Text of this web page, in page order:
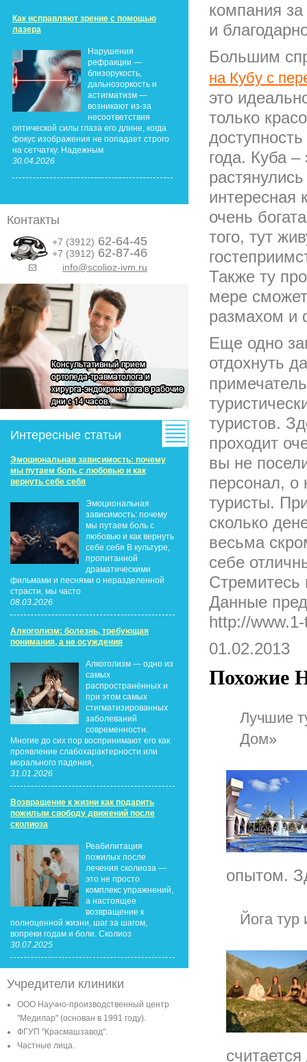
Как исправляют зрение с помощью
лазера
Нарушения
рефракции —
близорукость,
дальнозоркость и
астигматизм —
возникают из-за
несоответствия
оптической силы глаза его длине, когда
фокус изображения не попадает строго
на сетчатку. Надежным
30.04.2026
Контакты
+7 (3912) 62-64-45
+7 (3912) 62-87-46
info@scolioz-ivm.ru
Интересные статьи
Эмоциональная зависимость: почему
мы путаем боль с любовью и как
вернуть себе себя
Эмоциональная
зависимость: почему
мы путаем боль с
любовью и как вернуть
себе себя В культуре,
пропитанной
драматическими
фильмами и песнями о неразделенной
страсти, мы часто
08.03.2026
Алкоголизм: болезнь, требующая
понимания, а не осуждения
Алкоголизм — одно из
самых
распространённых и
при этом самых
стигматизированных
заболеваний
современности.
Многие до сих пор воспринимают его как
проявление слабохарактерности или
морального падения,
31.01.2026
Возвращение к жизни как подарить
пожилым свободу движений после
сколиоза
Реабилитация
пожилых после
лечения сколиоза —
это не просто
комплекс упражнений,
а настоящее
возвращение к
полноценной жизни, шаг за шагом,
вопреки годам и боли. Сколиоз
30.07.2025
Учредители клиники
ООО Научно-производственный центр
"Медилар" (основан в 1991 году).
ФГУП "Красмашзавод".
Частные лица.
компания
и
Большим
на Кубу с
это
только
года. Куба
интересная
очень
того, тут
Также ту
мере
размахом и
Еще одно
отдохнуть
туристов.
проходит
вы не
персонал, о
туристы.
сколько
весьма
себе
Стремитесь
Данные
http://
01.02.2013
Похожие
Лучшие
Дом»
опытом.
Йога тур